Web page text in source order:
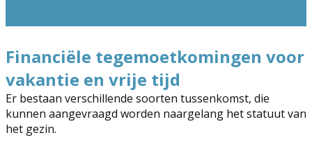
Financiële tegemoetkomingen voor
vakantie en vrije tijd
Er bestaan verschillende soorten tussenkomst, die
kunnen aangevraagd worden naargelang het statuut van
het gezin.